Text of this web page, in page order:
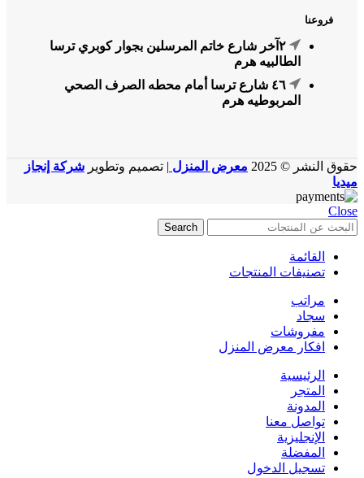
فروعنا
٢آخر شارع خاتم المرسلين بجوار كوبري ترسا
الطالبيه هرم
٤٦ شارع ترسا أمام محطه الصرف الصحي
المربوطيه هرم
حقوق النشر © 2025 معرض المنزل | تصميم وتطوير شركة إنجاز
ميديا
Close
Search
القائمة
تصنيفات المنتجات
مراتب
سجاد
مفروشات
افكار معرض المنزل
الرئيسية
المتجر
المدونة
تواصل معنا
الإنجليزية
المفضلة
تسجيل الدخول